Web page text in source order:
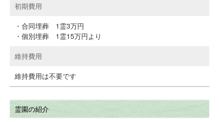
初期費用
・合同埋葬 1霊3万円
・個別埋葬 1霊15万円より
維持費用
維持費用は不要です
霊園の紹介